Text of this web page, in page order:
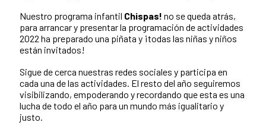
Nuestro programa infantil Chispas! no se queda atrás,
para arrancar y presentar la programación de actividades
2022 ha preparado una piñata y ¡todas las niñas y niños
están invitados!
Sigue de cerca nuestras redes sociales y participa en
cada una de las actividades. El resto del año seguiremos
visibilizando, empoderando y recordando que esta es una
lucha de todo el año para un mundo más igualitario y
justo.